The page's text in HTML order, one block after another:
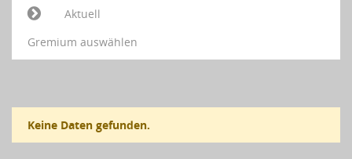
Aktuell
Gremium auswählen
Keine Daten gefunden.